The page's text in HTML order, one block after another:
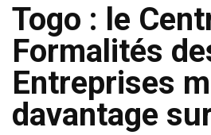
Togo : le
Formalités
Entreprises
davantage